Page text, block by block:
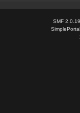
SMF 2.0.19